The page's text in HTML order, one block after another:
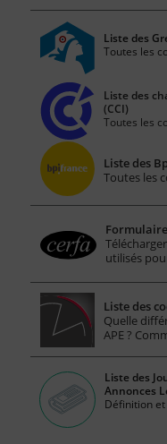
Liste des
Toutes les
Liste des
(CCI)
Toutes les
Liste des
Toutes les
utilisés
Liste des
Quelle
APE ?
Liste des
Annonces
Définition